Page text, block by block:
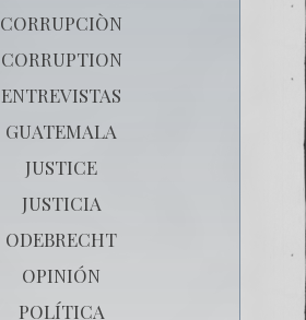
CORRUPCIÒN
CORRUPTION
ENTREVISTAS
GUATEMALA
JUSTICE
JUSTICIA
ODEBRECHT
OPINIÓN
POLÍTICA